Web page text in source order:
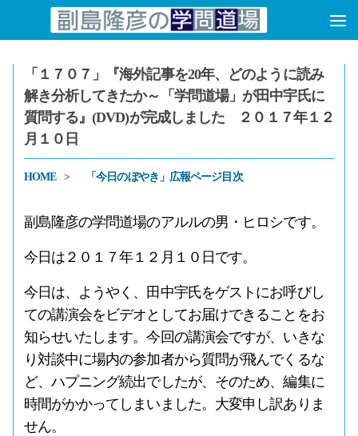
コンテンツへスキップ
「１７０７」『海外記事を20年、どのように読み
解き分析してきたか～「学問道場」が田中宇氏に
質問する』(DVD)が完成しました ２０１７年１２
月１０日
HOME 「今日のぼやき」広報ページ目次
副島隆彦の学問道場のアルルの男・ヒロシです。
今日は２０１７年１２月１０日です。
今日は、ようやく、田中宇氏をゲストにお呼びし
ての講演会をビデオとしてお届けできることをお
知らせいたします。今回の講演会ですが、いきな
り対談中に場内の参加者から質問が飛んでくるな
ど、ハプニング続出でしたが、そのため、編集に
時間がかかってしまいました。大変申し訳ありま
せん。